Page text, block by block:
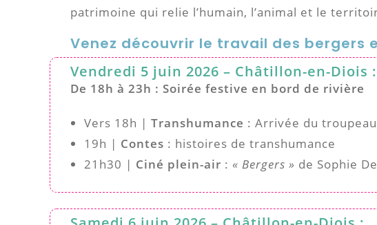
patrimoine qui relie l’humain, l’animal et le
Venez découvrir le travail des
Vendredi 5 juin 2026 – Châtillon-en-Diois :
De 18h à 23h : Soirée festive en bord de rivière
Vers 18h | Transhumance : Arrivée du troupeau
19h | Contes : histoires de transhumance
21h30 | Ciné plein-air : « Bergers » de Sophie